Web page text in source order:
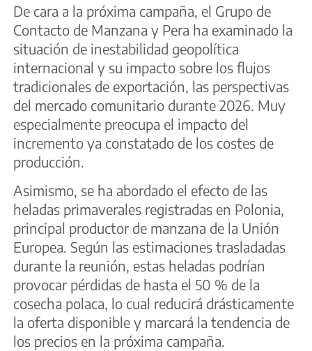
De cara a la próxima campaña, el Grupo de
Contacto de Manzana y Pera ha examinado la
situación de inestabilidad geopolítica
internacional y su impacto sobre los flujos
tradicionales de exportación, las perspectivas
del mercado comunitario durante 2026. Muy
especialmente preocupa el impacto del
incremento ya constatado de los costes de
producción.
Asimismo, se ha abordado el efecto de las
heladas primaverales registradas en Polonia,
principal productor de manzana de la Unión
Europea. Según las estimaciones trasladadas
durante la reunión, estas heladas podrían
provocar pérdidas de hasta el 50 % de la
cosecha polaca, lo cual reducirá drásticamente
la oferta disponible y marcará la tendencia de
los precios en la próxima campaña.